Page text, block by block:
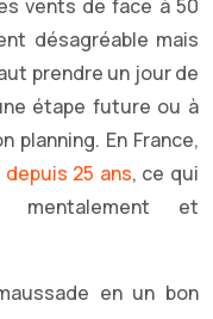
vents de face à 50
désagréable mais
prendre un jour de
étape future ou à
planning. En France,
25 ans, ce qui
mentalement et
en un bon